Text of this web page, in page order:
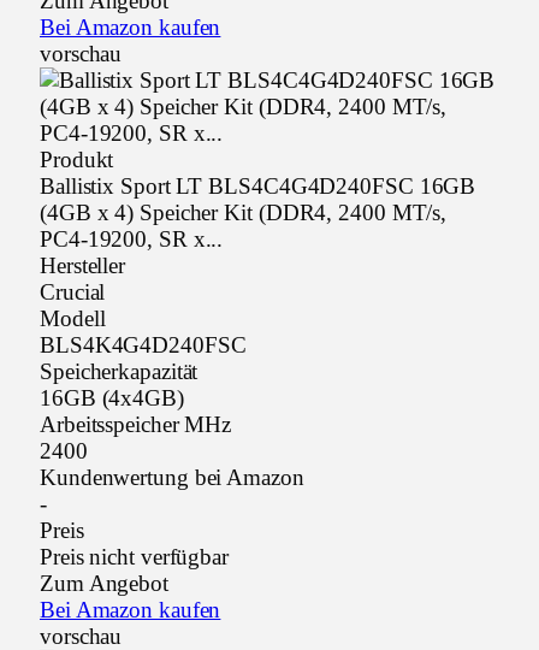
Bei Amazon kaufen
vorschau
Produkt
Ballistix Sport LT BLS4C4G4D240FSC 16GB
(4GB x 4) Speicher Kit (DDR4, 2400 MT/s,
PC4-19200, SR x...
Hersteller
Crucial
Modell
BLS4K4G4D240FSC
Speicherkapazität
16GB (4x4GB)
Arbeitsspeicher MHz
2400
Kundenwertung bei Amazon
-
Preis
Preis nicht verfügbar
Zum Angebot
Bei Amazon kaufen
vorschau